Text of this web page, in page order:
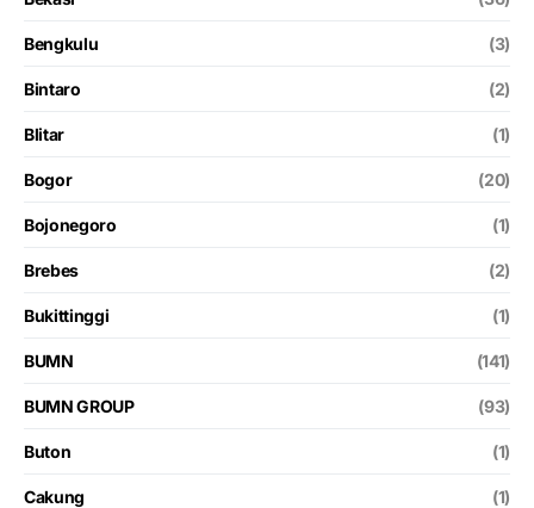
Bengkulu (3)
Bintaro (2)
Blitar (1)
Bogor (20)
Bojonegoro (1)
Brebes (2)
Bukittinggi (1)
BUMN (141)
BUMN GROUP (93)
Buton (1)
Cakung (1)